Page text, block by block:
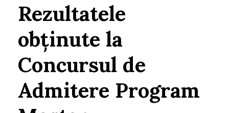
Rezultatele
obținute la
Concursul de
Admitere Program